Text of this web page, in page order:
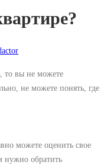
то вы не можете
не можете понять, где
можете оценить свое
нужно обратить